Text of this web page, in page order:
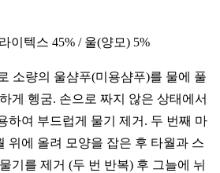
이텍스 45% / 울(양모) 5%
소량의 울샴푸(미용샴푸)를 물에 풀
게 헹굼. 손으로 짜지 않은 상태에서
하여 부드럽게 물기 제거. 두 번째 마
위에 올려 모양을 잡은 후 타월과 스
기를 제거 (두 번 반복) 후 그늘에 뉘